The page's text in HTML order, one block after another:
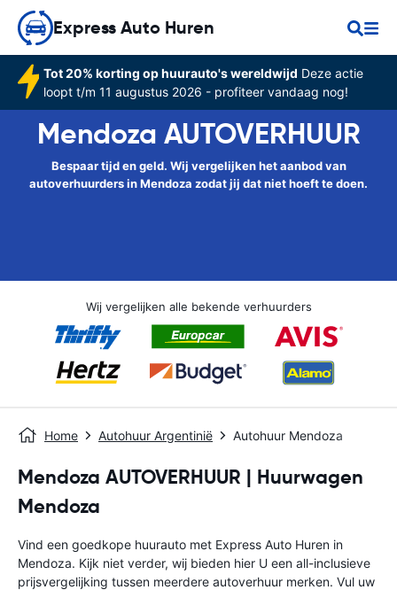
Express Auto Huren
Tot 20% korting op huurauto's wereldwijd Deze actie
loopt t/m 11 augustus 2026 - profiteer vandaag nog!
Mendoza AUTOVERHUUR
Bespaar tijd en geld. Wij vergelijken het aanbod van
autoverhuurders in Mendoza zodat jij dat niet hoeft te doen.
Wij vergelijken alle bekende verhuurders
Home Autohuur Argentinië Autohuur Mendoza
Mendoza AUTOVERHUUR | Huurwagen
Mendoza
Vind een goedkope huurauto met Express Auto Huren in
Mendoza. Kijk niet verder, wij bieden hier U een all-inclusieve
prijsvergelijking tussen meerdere autoverhuur merken. Vul uw